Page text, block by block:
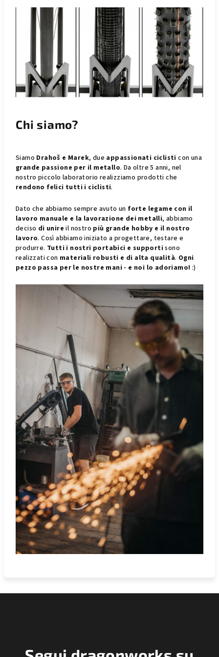
Chi siamo?
Siamo Drahoš e Marek, due appassionati ciclisti con una
grande passione per il metallo. Da oltre 5 anni, nel
nostro piccolo laboratorio realizziamo prodotti che
rendono felici tutti i ciclisti.
Dato che abbiamo sempre avuto un forte legame con il
lavoro manuale e la lavorazione dei metalli, abbiamo
deciso di unire il nostro più grande hobby e il nostro
lavoro. Così abbiamo iniziato a progettare, testare e
produrre. Tutti i nostri portabici e supporti sono
realizzati con materiali robusti e di alta qualità. Ogni
pezzo passa per le nostre mani - e noi lo adoriamo! :)